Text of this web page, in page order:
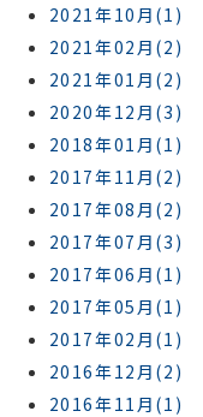
2021年10月(1)
2021年02月(2)
2021年01月(2)
2020年12月(3)
2018年01月(1)
2017年11月(2)
2017年08月(2)
2017年07月(3)
2017年06月(1)
2017年05月(1)
2017年02月(1)
2016年12月(2)
2016年11月(1)